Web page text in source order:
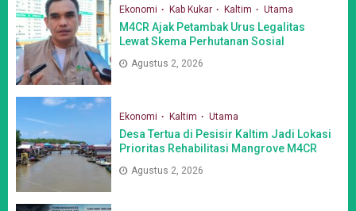
Ekonomi Kab Kukar Kaltim Utama
M4CR Ajak Petambak Urus Legalitas
Lewat Skema Perhutanan Sosial
Agustus 2, 2026
Ekonomi Kaltim Utama
Desa Tertua di Pesisir Kaltim Jadi Lokasi
Prioritas Rehabilitasi Mangrove M4CR
Agustus 2, 2026